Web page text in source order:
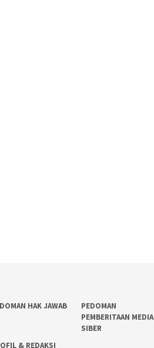
HAK JAWAB
PEDOMAN
PEMBERITAAN MEDIA
SIBER
& REDAKSI